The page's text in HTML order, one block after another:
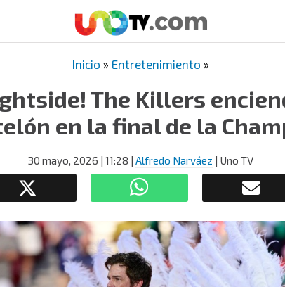
Inicio » Entretenimiento »
The Killers
en la final de la
30 mayo, 2026 | 11:28 | Alfredo Narváez | Uno TV